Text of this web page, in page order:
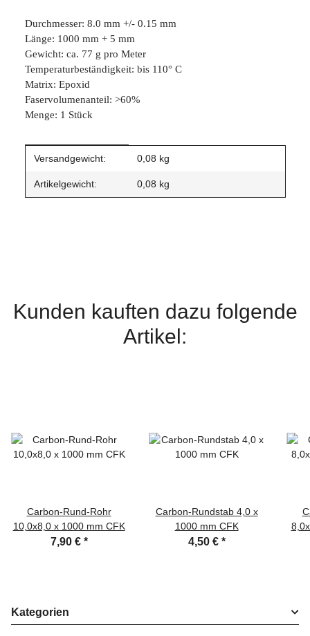
Durchmesser: 8.0 mm +/- 0.15 mm
Länge: 1000 mm + 5 mm
Gewicht: ca. 77 g pro Meter
Temperaturbeständigkeit: bis 110° C
Matrix: Epoxid
Faservolumenanteil: >60%
Menge: 1 Stück
Produkteigenschaft
Wert
Versandgewicht: 0,08 kg
Artikelgewicht: 0,08 kg
Kunden kauften dazu folgende
Artikel:
Carbon-Rund-Rohr
10,0x8,0 x 1000 mm CFK
7,90 € *
Carbon-Rundstab 4,0 x
1000 mm CFK
4,50 € *
Kategorien